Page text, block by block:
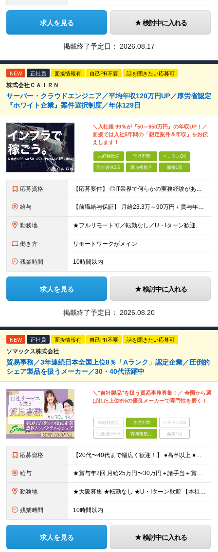
求人を見る 検討中に入れる
掲載終了予定日： 2026.08.17
NEW 正社員 面接情報有 自己PR不要 話を聞きたい応募可
株式会社ＣＡＩＲＮ
サーバー・クラウドエンジニア／平均年収120万円UP／厚労省認定
『ホワイト企業』案件選択制度／年休129日
＼入社後 99％が『50～650万円』の年収UP！／
面接では入社5年間の「想定案件＆年収」をお伝
えします！
未経験歓迎 学歴不問 ベテランOK
完全週休2日 賞与複数月 面接1回
応募資格 【応募要件】 ◎IT業界で何らかの実務経験がある方 └2～3ヶ月の実務経験のある方は歓迎します！ 例）PCキッティングやモバイル通信基地局の業務経験者など インフラエンジニアとして経験のある方は、
給与 【前職給与保証】 月給23.3万～90万円＋賞与年2回＋インセンティブ ★年収1000万円以上の実績あり！ ※上記月給には月20～30時間分（2万9,300円～21万7,900円）の固定残業代を含み
勤務地 ★フルリモート可／転勤なし／U・Iターン歓迎★ ◎勤務地は相談の上、ご自宅近くに調整します！ 【勤務地】 本社、または東京／埼玉／千葉／神奈川／愛知／仙台のクライアント先 ◎完全在宅（フルリモート）
働き方 リモートワークがメイン
残業時間 10時間以内
求人を見る 検討中に入れる
掲載終了予定日： 2026.08.20
NEW 正社員 面接情報有 自己PR不要 話を聞きたい応募可
ソマックス株式会社
貿易事務／3年連続日本全国上位8％「Aランク」認定企業／圧倒的
シェア製品を扱うメーカー／30・40代活躍中
＼"自社製品"を扱う貿易事務募集！／ 全国から選
ばれた上位8%の優良メーカーで専門性を磨く！
未経験歓迎 学歴不問 ベテランOK
完全週休2日 賞与複数月 面接1回
応募資格 【20代〜40代まで幅広く歓迎！】 ●高卒以上 ●貿易事務の実務経験 ●基本的なPCスキル（Word・Excel） ●英語での電話・Eメール対応ができる方 ★言われたことだけでなく、新しい知識を吸収
給与 ★賞与年2回 月給25万円〜30万円＋諸手当＋賞与年2回＋臨時賞与 ※経験・能力を考慮の上、決定します。 ※残業代は別途全額支給します。 ※試用期間中の条件に差異はございません。
勤務地 ★大阪募集 ★転勤なし ★U・Iターン歓迎 【本社】 大阪府大阪市東成区玉津1丁目7番17号 (変更の範囲)上記を除く当社関連勤務地
残業時間 10時間以内
求人を見る 検討中に入れる